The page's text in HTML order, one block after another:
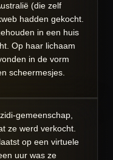
(die zelf
hadden gekocht.
in een huis
Op haar lichaam
in de vorm
scheermesjes.
gemeenschap,
ze werd verkocht.
op een virtuele
uur was ze